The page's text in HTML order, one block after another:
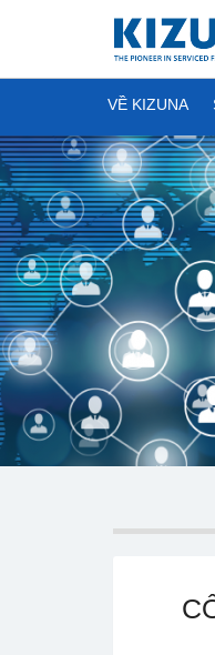
VỀ KIZUNA